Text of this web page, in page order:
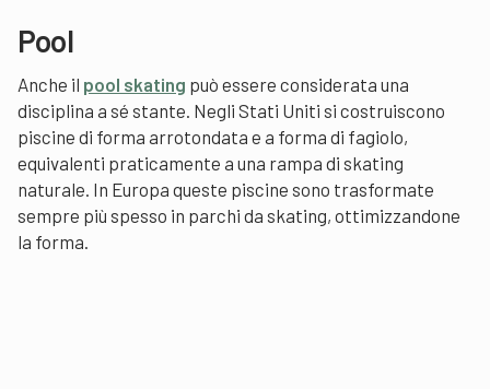
Pool
Anche il pool skating può essere considerata una
disciplina a sé stante. Negli Stati Uniti si costruiscono
piscine di forma arrotondata e a forma di fagiolo,
equivalenti praticamente a una rampa di skating
naturale. In Europa queste piscine sono trasformate
sempre più spesso in parchi da skating, ottimizzandone
la forma.